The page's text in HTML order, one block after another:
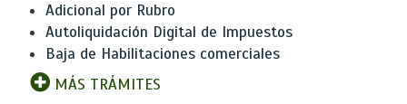
Adicional por Rubro
Autoliquidación Digital de Impuestos
Baja de Habilitaciones comerciales
MÁS TRÁMITES